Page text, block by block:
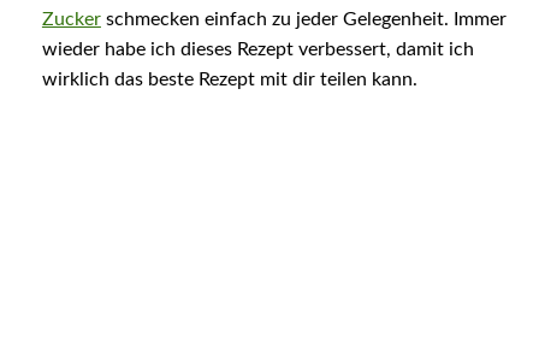
Zuckerschmecken einfach zu jeder Gelegenheit. Immer
wieder habe ich dieses Rezept verbessert, damit ich
wirklich das beste Rezept mit dir teilen kann.